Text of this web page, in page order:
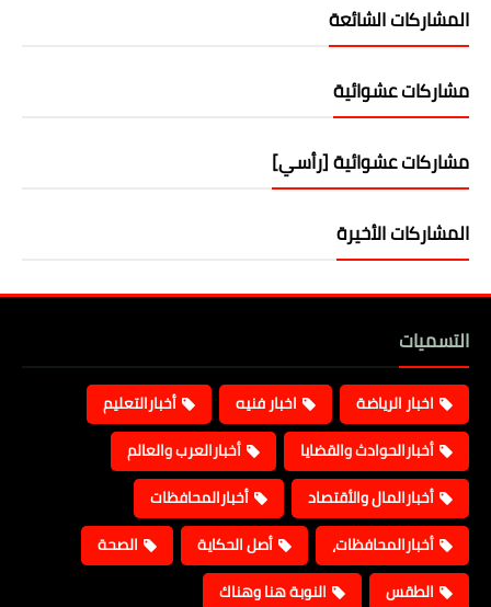
المشاركات الشائعة
مشاركات عشوائية
مشاركات عشوائية [رأسي]
المشاركات الأخيرة
التسميات
اخبار الرياضة اخبار فنيه
أخبارالتعليم
أخبارالحوادث والقضايا
أخبارالعرب والعالم
أخبارالمال والأقتصاد
أخبارالمحافظات
أخبارالمحافظات،
أصل الحكاية
الصحة
الطقس
النوبة هنا وهناك